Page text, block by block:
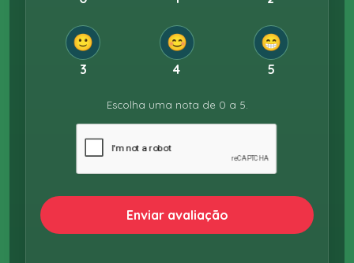
🙂
3
😊
4
😁
5
Escolha uma nota de 0 a 5.
Enviar avaliação